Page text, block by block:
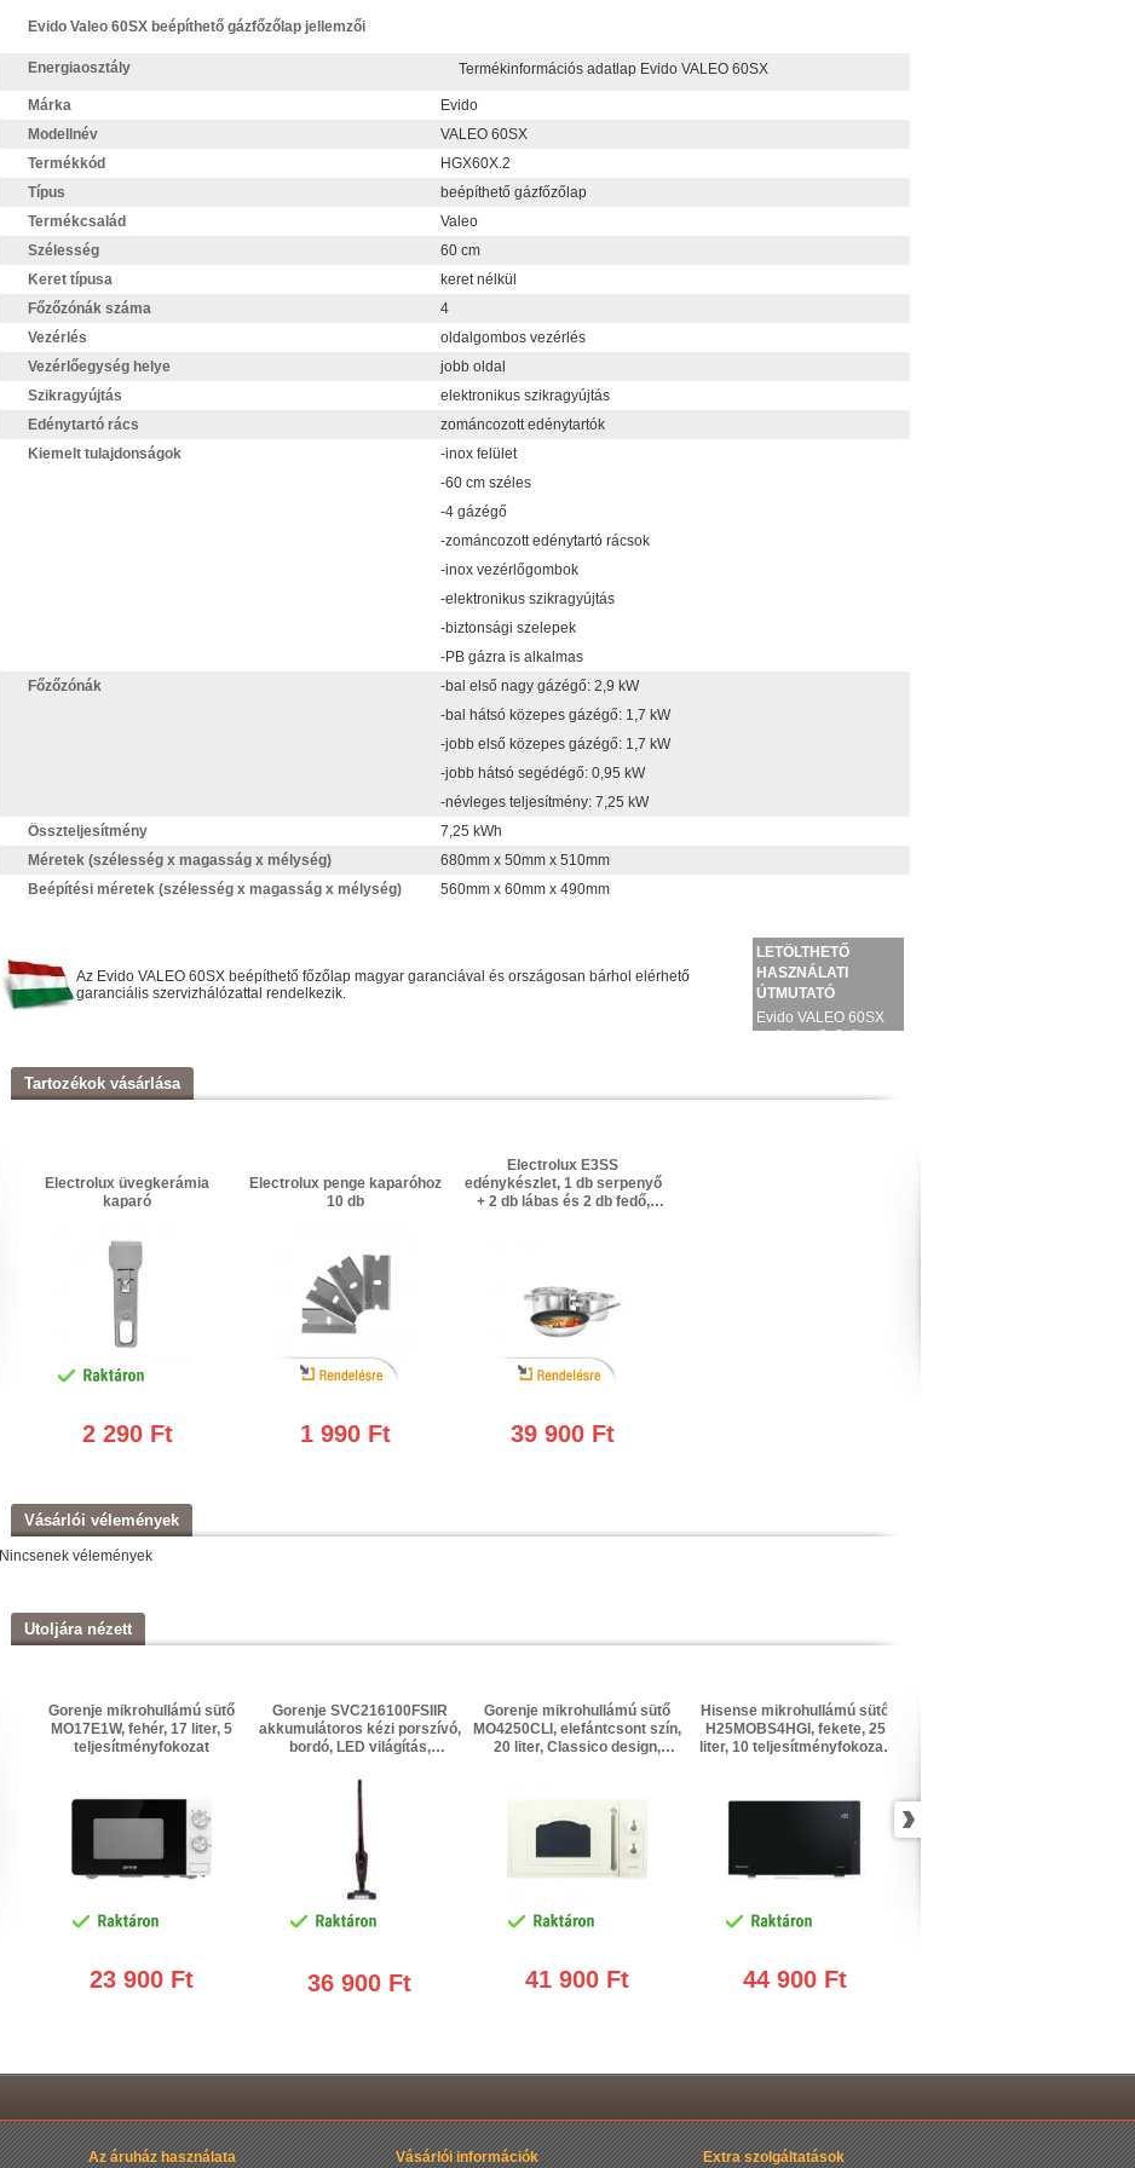
Evido Valeo 60SX beépíthető gázfőzőlap jellemzői
Energiaosztály Termékinformációs adatlap Evido VALEO 60SX
Márka
Evido
Modellnév
VALEO 60SX
Termékkód
HGX60X.2
Típus
beépíthető gázfőzőlap
Termékcsalád
Valeo
Szélesség
60 cm
Keret típusa
keret nélkül
Főzőzónák száma
4
Vezérlés
oldalgombos vezérlés
Vezérlőegység helye
jobb oldal
Szikragyújtás
elektronikus szikragyújtás
Edénytartó rács
zománcozott edénytartók
Kiemelt tulajdonságok
-inox felület
-60 cm széles
-4 gázégő
-zománcozott edénytartó rácsok
-inox vezérlőgombok
-elektronikus szikragyújtás
-biztonsági szelepek
-PB gázra is alkalmas
Főzőzónák
-bal első nagy gázégő: 2,9 kW
-bal hátsó közepes gázégő: 1,7 kW
-jobb első közepes gázégő: 1,7 kW
-jobb hátsó segédégő: 0,95 kW
-névleges teljesítmény: 7,25 kW
Összteljesítmény
7,25 kWh
Méretek (szélesség x magasság x mélység)
680mm x 50mm x 510mm
Beépítési méretek (szélesség x magasság x mélység)
560mm x 60mm x 490mm
Az Evido VALEO 60SX beépíthető főzőlap magyar garanciával és országosan bárhol elérhető
garanciális szervizhálózattal rendelkezik.
LETÖLTHETŐ
HASZNÁLATI
ÚTMUTATÓ
Evido VALEO 60SX
Tartozékok vásárlása
Electrolux üvegkerámia
kaparó
2 290 Ft
Electrolux penge kaparóhoz
10 db
1 990 Ft
Electrolux E3SS
edénykészlet, 1 db serpenyő
+ 2 db lábas és 2 db fedő,
39 900 Ft
Vásárlói vélemények
Nincsenek vélemények
Utoljára nézett
Gorenje mikrohullámú sütő
MO17E1W, fehér, 17 liter, 5
teljesítményfokozat
23 900 Ft
Gorenje SVC216100FSIIR
akkumulátoros kézi porszívó,
bordó, LED világítás,
36 900 Ft
Gorenje mikrohullámú sütő
MO4250CLI, elefántcsont szín,
20 liter, Classico design,
41 900 Ft
Hisense mikrohullámú sütő
H25MOBS4HGI, fekete, 25
liter, 10 teljesítményfokozat,
44 900 Ft
Az áruház használata Vásárlói információk Extra szolgáltatások